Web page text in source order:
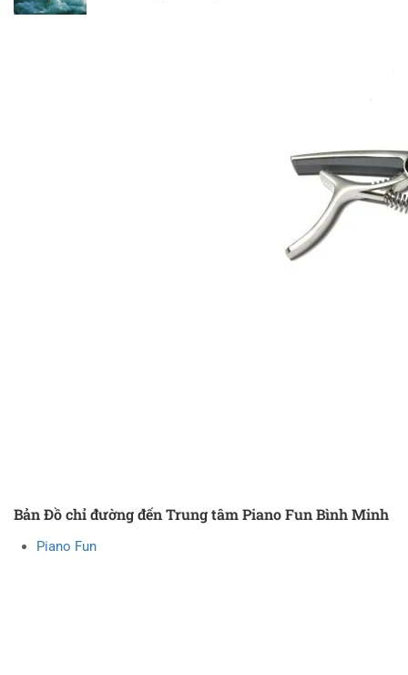
Bản Đồ chỉ đường đến Trung tâm Piano Fun Bình Minh
Piano Fun